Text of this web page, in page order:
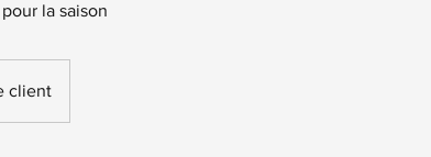
la saison
client